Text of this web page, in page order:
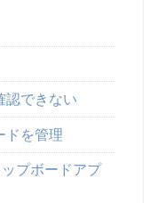
認できない
ドを管理
プボードアプ